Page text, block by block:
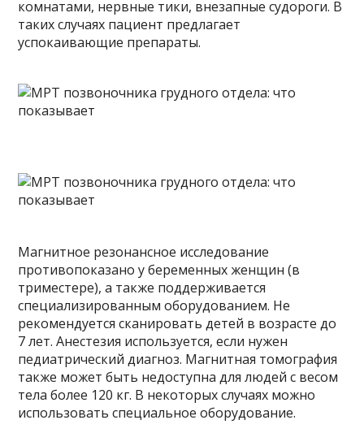
комнатами, нервные тики, внезапные судороги. В
таких случаях пациент предлагает
успокаивающие препараты.
Магнитное резонансное исследование
противопоказано у беременных женщин (в
триместере), а также поддерживается
специализированным оборудованием. Не
рекомендуется сканировать детей в возрасте до
7 лет. Анестезия используется, если нужен
педиатрический диагноз. Магнитная томография
также может быть недоступна для людей с весом
тела более 120 кг. В некоторых случаях можно
использовать специальное оборудование.